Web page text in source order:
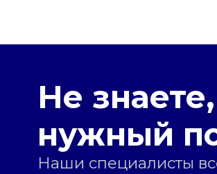
Не
нужный
Наши специалисты